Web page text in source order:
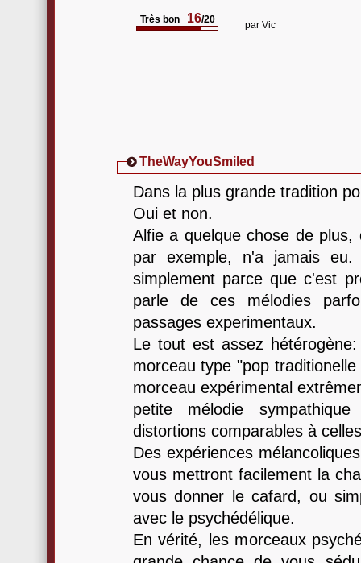
Très bon 16/20 par Vic
TheWayYouSmiled
Dans la plus grande tradition
Oui et non.
Alfie a quelque chose de plus,
par exemple, n'a jamais
simplement parce que c'est
parle de ces mélodies
passages experimentaux.
Le tout est assez
morceau type "pop
morceau expérimental
petite mélodie
distortions comparables à
Des expériences
vous mettront facilement la
vous donner le cafard, ou
avec le psychédélique.
En vérité, les morceaux